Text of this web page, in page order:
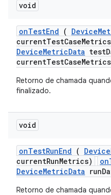
void
onTestEnd ( Device
currentTestCase
DeviceMetricData
Retorno de chamada
finalizado.
void
onTestRunEnd ( Device
currentRunMetrics)
DeviceMetricData
Retorno de chamada